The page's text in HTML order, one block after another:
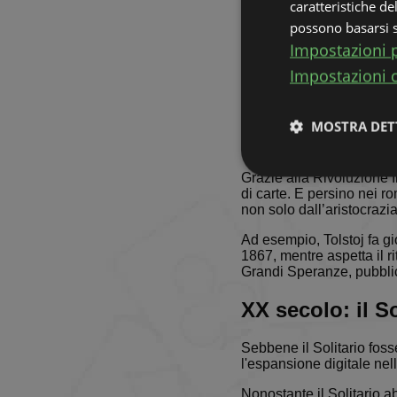
Il libro di Mrs. E.D.
Germania e la Svezia
donne dopo le
l'esito di un evento
(pubblicato nel 1870)
Con libri scritti
a quell'epoca, usando
Grazie alla Rivoluzione
di carte. E persino nei
non solo
Ad esempio, Tolstoj fa
1867, mentre aspetta il
Grandi Speranze,
XX secolo: il
Sebbene il Solitario
l'espansione digitale
Nonostante il Solitario
caratteristiche
possono basarsi
Impostazioni
Impostazioni
MOSTRA
Strettamente
necessari
I cookie
dell'account. Il sito